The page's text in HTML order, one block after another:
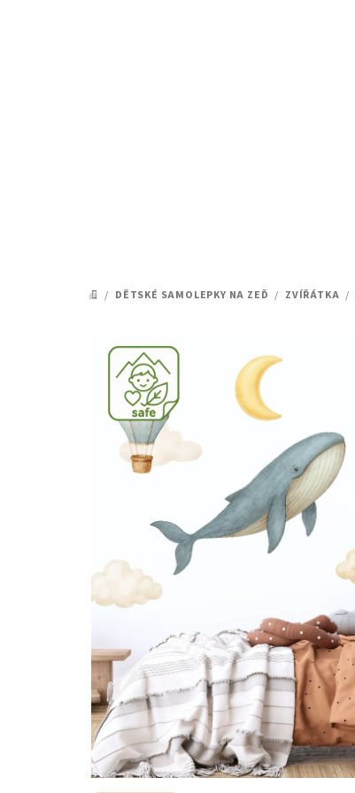
DOMŮ
/ DĚTSKÉ SAMOLEPKY NA ZEĎ / ZVÍŘÁTKA /